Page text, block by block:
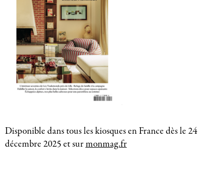
Disponible dans tous les kiosques en France dès le 24
décembre 2025 et surmonmag.fr